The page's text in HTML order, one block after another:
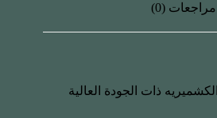
مراجعات (0)
ذات الجودة العالية